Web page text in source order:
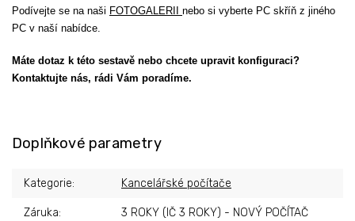
Podívejte se na naši FOTOGALERII nebo si vyberte PC skříň z jiného
PC v naší nabídce.
Máte dotaz k této sestavě nebo chcete upravit konfiguraci?
Kontaktujte nás, rádi Vám poradíme.
Doplňkové parametry
Kategorie: Kancelářské počítače
Záruka: 3 ROKY (IČ 3 ROKY) - NOVÝ POČÍTAČ